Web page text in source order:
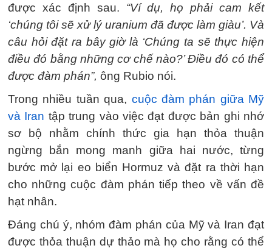
được xác định sau. “Ví dụ, họ phải cam kết
‘chúng tôi sẽ xử lý uranium đã được làm giàu’. Và
câu hỏi đặt ra bây giờ là ‘Chúng ta sẽ thực hiện
điều đó bằng những cơ chế nào?’ Điều đó có thể
được đàm phán”, ông Rubio nói.
Trong nhiều tuần qua, cuộc đàm phán giữa Mỹ
và Iran tập trung vào việc đạt được bản ghi nhớ
sơ bộ nhằm chính thức gia hạn thỏa thuận
ngừng bắn mong manh giữa hai nước, từng
bước mở lại eo biển Hormuz và đặt ra thời hạn
cho những cuộc đàm phán tiếp theo về vấn đề
hạt nhân.
Đáng chú ý, nhóm đàm phán của Mỹ và Iran đạt
được thỏa thuận dự thảo mà họ cho rằng có thể